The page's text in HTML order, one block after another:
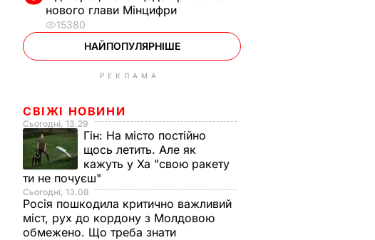
нового глави Мінцифри
15380
НАЙПОПУЛЯРНІШЕ
РЕКЛАМА
СВІЖІ НОВИНИ
Сьогодні, 13.29
Гін: На місто постійно
щось летить. Але як
кажуть у Ха "свою ракету
ти не почуєш"
Сьогодні, 13.08
Росія пошкодила критично важливий
міст, рух до кордону з Молдовою
обмежено. Що треба знати